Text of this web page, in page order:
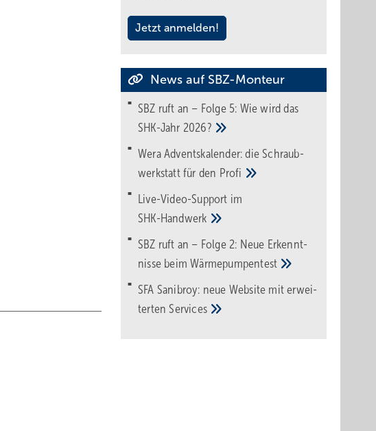
Jetzt anmelden!
News auf SBZ-Monteur
SBZ ruft an – Folge 5: Wie wird das
SHK-Jahr 2026?
Wera Adventskalender: die Schraub­
werk­statt für den Pro­fi
Live-Video-Support im
SHK-Handwerk
SBZ ruft an – Folge 2: Neue Erkennt­
nisse beimWärme­pumpen­test
SFA Sanibroy: neue Web­site mit erwei­
tertenServices